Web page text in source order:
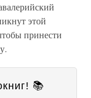
этой
принести
📚